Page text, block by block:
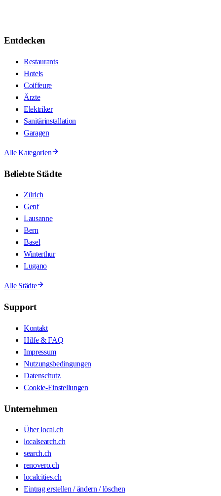
Entdecken
Restaurants
Hotels
Coiffeure
Ärzte
Elektriker
Sanitärinstallation
Garagen
Alle Kategorien
Beliebte Städte
Zürich
Genf
Lausanne
Bern
Basel
Winterthur
Lugano
Alle Städte
Support
Kontakt
Hilfe & FAQ
Impressum
Nutzungsbedingungen
Datenschutz
Cookie-Einstellungen
Unternehmen
Über local.ch
localsearch.ch
search.ch
renovero.ch
localcities.ch
Eintrag erstellen / ändern / löschen